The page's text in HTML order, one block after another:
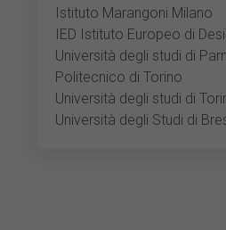
Istituto Marangoni Milano
IED Istituto Europeo di
Università degli studi di
Politecnico di Torino
Università degli studi di
Università degli Studi di